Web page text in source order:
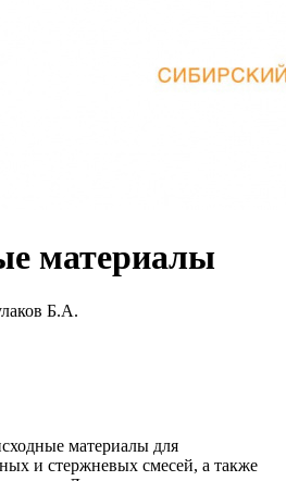
материалы
Б.А.
материалы для
и стержневых смесей, а также